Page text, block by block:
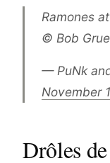
Ramones
© Bob
— PuNk
November
Drôles